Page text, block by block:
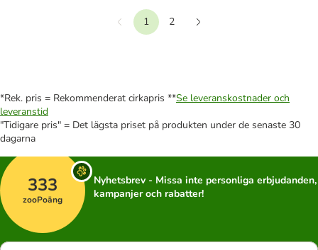
Föregående
1
2
*Rek. pris = Rekommenderat cirkapris **Se leveranskostnader och
leveranstid
"Tidigare pris" = Det lägsta priset på produkten under de senaste 30
dagarna
333
zooPoäng
Nyhetsbrev - Missa inte personliga erbjudanden,
kampanjer och rabatter!